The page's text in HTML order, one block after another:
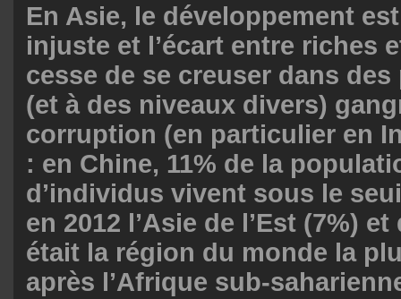
En Asie, le développement
injuste et l’écart entre riches
cesse de se creuser dans
(et à des niveaux divers)
corruption (en particulier en
: en Chine, 11% de la
d’individus vivent sous le
en 2012 l’Asie de l’Est (7%)
était la région du monde la
après l’Afrique sub-